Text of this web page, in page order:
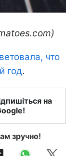
что
год.
на
зручно!